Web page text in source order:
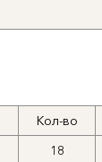
Кол-во
18